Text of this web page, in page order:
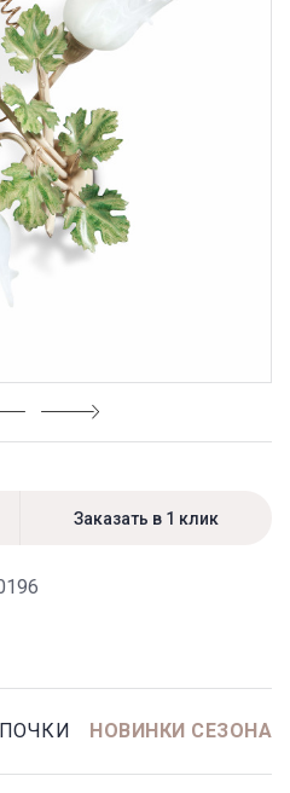
НОВИНКИ СЕЗОНА